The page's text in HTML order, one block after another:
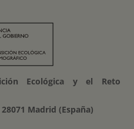
Ecológica y el Reto
Madrid (España)